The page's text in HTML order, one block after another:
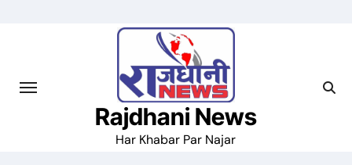
Rajdhani News
Har Khabar Par Najar